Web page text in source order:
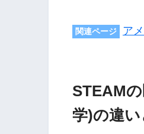
関連ページ ア
STEAM
学)の違い